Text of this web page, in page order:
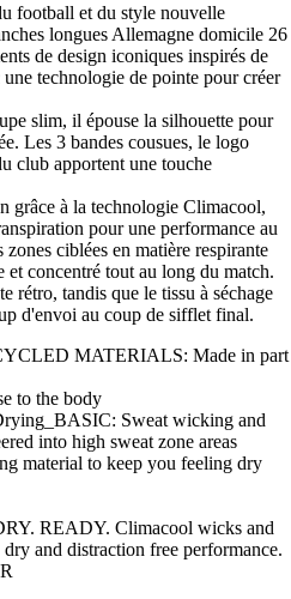
football et du style nouvelle
longues Allemagne domicile 26
de design iconiques inspirés de
technologie de pointe pour créer
slim, il épouse la silhouette pour
Les 3 bandes cousues, le logo
club apportent une touche
grâce à la technologie Climacool,
pour une performance au
zones ciblées en matière respirante
et concentré tout au long du match.
rétro, tandis que le tissu à séchage
d'envoi au coup de sifflet final.
MATERIALS: Made in part
to the body
Sweat wicking and
into high sweat zone areas
material to keep you feeling dry
READY. Climacool wicks and
and distraction free performance.